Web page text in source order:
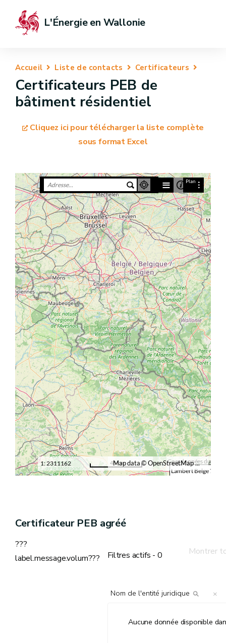
L'Énergie en Wallonie
Accueil Liste de contacts Certificateurs
Certificateurs PEB de
bâtiment résidentiel
Cliquez ici pour télécharger la liste complète
sous format Excel
Map data © OpenStreetMap contributors, CC-BY-SA
≡ Plan
Coordonnées du
1: 40 km
Certificateur PEB agréé
???
label.message.volum???
Filtres actifs - 0 Montrer
×
Aucune donnée disponible